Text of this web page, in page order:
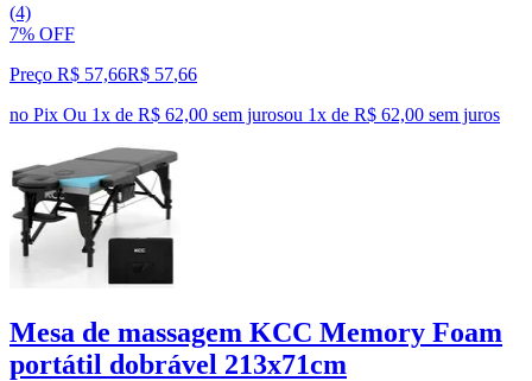
(4)
7% OFF
Preço R$ 57,66R$ 57,66
no Pix Ou 1x de R$ 62,00 sem jurosou 1x de R$ 62,00 sem juros
Mesa de massagem KCC Memory Foam
portátil dobrável 213x71cm